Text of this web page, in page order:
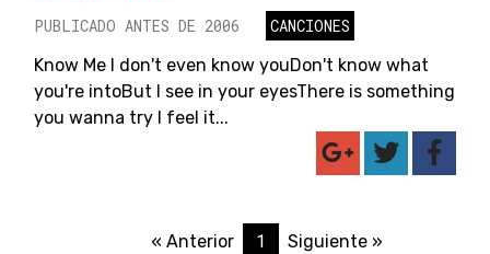
PUBLICADO ANTES DE 2006
CANCIONES
Know Me I don't even know youDon't know what
you're intoBut I see in your eyesThere is something
you wanna try I feel it...
« Anterior 1 Siguiente »